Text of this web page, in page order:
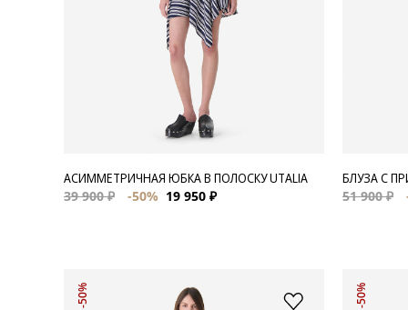
АСИММЕТРИЧНАЯ ЮБКА В ПОЛОСКУ UTALIA
39 900 ₽
-50% 19 950 ₽
БЛУЗА С
51 900 ₽
-50% -50%